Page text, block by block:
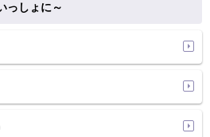
っしょに～